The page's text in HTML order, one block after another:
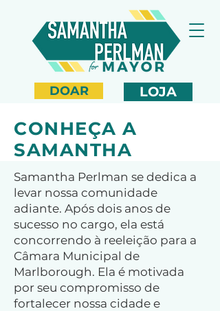
DOAR LOJA
CONHEÇA A
SAMANTHA
Samantha Perlman se dedica a
levar nossa comunidade
adiante. Após dois anos de
sucesso no cargo, ela está
concorrendo à reeleição para a
Câmara Municipal de
Marlborough. Ela é motivada
por seu compromisso de
fortalecer nossa cidade e